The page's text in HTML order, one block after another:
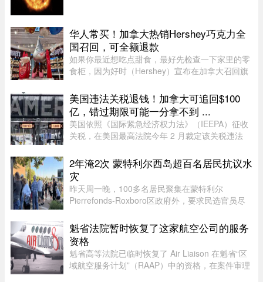
南磁极，南磁极则转变为北 ...
华人常买！加拿大热销Hershey巧克力全
国召回，可全额退款
如果你最近想吃点甜食，最好先检查一下家里的零
食柜，因为好时（Hershey）宣布在加拿大召回旗
Shutterstock.com8月1日，好时加拿大（Hershey
Canada）发布公告称，公司正在 ...
美国违法关税退钱！加拿大可追回$100
亿，错过期限可能一分拿不到 ...
美国依照《国际紧急经济权力法》（IEEPA）征收
关税，在美国最高法院今年 2 月裁定该关税违法
种关税（包括 Section 122、301 和 338 条款）纷
纷出台，令退款进展变得容 ...
2年淹2次 蒙特利尔西岛超百名居民抗议水
灾
昨天周一晚，100多名居民聚集在蒙特利尔
Pierrefonds-Roxboro区政府外，要求民选官员尽
水侵袭以来，该区举行的首次市政委员会会议。居
民表示，自己已经花费数万甚至数十 ...
魁省法院暂时恢复了这家航空公司的服务
资格
魁省高等法院已临时恢复了 Air Liaison 在魁省“区
域航空服务计划”（RAAP）中的资格，在案件审理